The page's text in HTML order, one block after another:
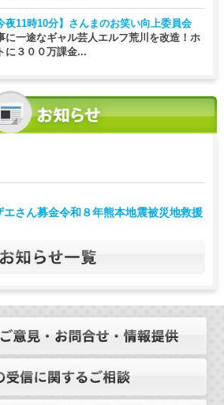
夜11時10分】 さんまのお笑い向上委員会
に一途なギャル芸人エルフ荒川を改造！ホ
に３００万課金...
さん募金令和８年熊本地震被災地救援